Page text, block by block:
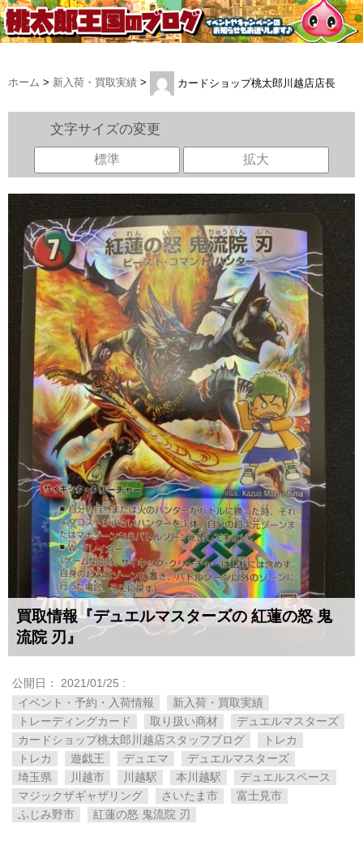
ホーム > 新入荷・買取実績 > カードショップ桃太郎川越店店長
文字サイズの変更
標準 拡大
買取情報『デュエルマスターズの 紅蓮の怒 ​鬼
流院 ​刃』
公開日： 2021/01/25 :
イベント・予約・入荷情報
新入荷・買取実績
トレーディングカード
取り扱い商材
デュエルマスターズ
カードショップ桃太郎川越店スタッフブログ
トレカ
トレカ
遊戯王 デュエマ
デュエルマスターズ
埼玉県
川越市 川越駅 本川越駅
デュエルスペース
マジックザギャザリング
さいたま市
富士見市
ふじみ野市
紅蓮の怒 ​鬼流院 ​刃